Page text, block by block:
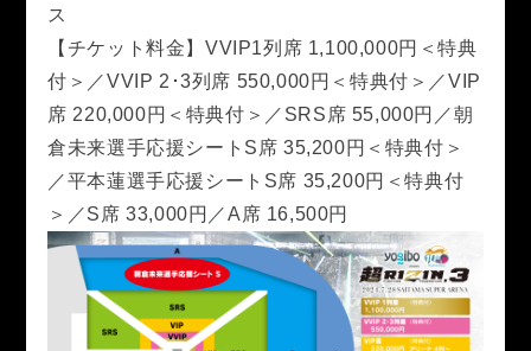
LANDMARK vol.17 LANDMARK vol.16
LANDMARK vol.15 LANDMARK vol.14
LANDMARK vol.13 LANDMARK vol.12
LANDMARK vol.11 LANDMARK vol.10
LANDMARK vol.9 LANDMARK vol.8
LANDMARK vol.7 LANDMARK vol.6
ス
【チケット料金】VVIP1列席 1,100,000円＜特典
付＞／VVIP 2･3列席 550,000円＜特典付＞／VIP
席 220,000円＜特典付＞／SRS席 55,000円／朝
倉未来選手応援シートS席 35,200円＜特典付＞
／平本蓮選手応援シートS席 35,200円＜特典付
＞／S席 33,000円／A席 16,500円